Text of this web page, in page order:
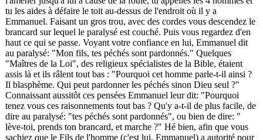
tu les aides à défaire le toit au-dessus de l'endroit où il y a
Emmanuel. Faisant un gros trou, avec des cordes vous descendez le
brancard sur lequel le paralysé est couché. Puis vous regardez d'en
haut ce qui se passe. Voyant votre confiance en lui, Emmanuel dit
au paralysé: "Mon fils, tes péchés sont pardonnés." Quelques
"Maîtres de la Loi", des religieux spécialistes de la Bible, étaient
assis là et ils râlent tout bas : "Pourquoi cet homme parle-t-il ainsi ?
Il blasphème. Qui peut pardonner les péchés sinon Dieu seul ?"
Connaissant aussitôt ces pensées Emmanuel leur dit: "Pourquoi
tenez vous ces raisonnements tout bas ? Qu'y a-t-il de plus facile, de
dire au paralysé: "tes péchés sont pardonnés", ou bien de dire: "
lève-toi, prends ton brancard, et marche ?" Hé bien, afin que vous
sachiez que le Fils de l'homme (c'est lui, Emmanuel) a autorité pour